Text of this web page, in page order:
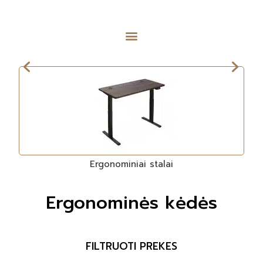
Ergonominiai stalai
Ergonominės kėdės
FILTRUOTI PREKES